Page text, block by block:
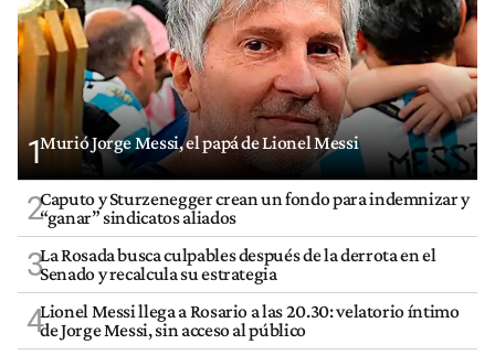
1Murió Jorge Messi, el papá de Lionel Messi
2Caputo y Sturzenegger crean un fondo para indemnizar y
“ganar” sindicatos aliados
3La Rosada busca culpables después de la derrota en el
Senado y recalcula su estrategia
4Lionel Messi llega a Rosario a las 20.30: velatorio íntimo
de Jorge Messi, sin acceso al público